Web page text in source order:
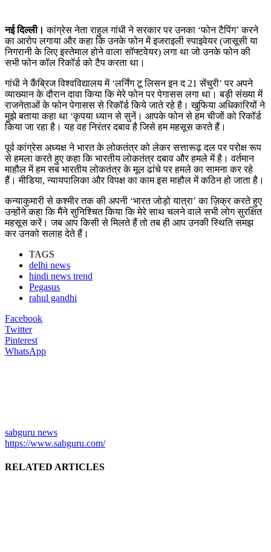
नई दिल्ली। कांग्रेस नेता राहुल गांधी ने सरकार पर उनका ‘फोन टैपिंग’ करने
का आरोप लगाया और कहा कि उनके फोन में इजराइली स्पाइवेयर (जासूसी या
निगरानी के लिए इस्तेमाल होने वाला सॉफ्टवेयर) लगा था जो उनके फोन की
सभी फोन कॉल रिकॉर्ड को टैप करता था।
गांधी ने कैंब्रिज विश्वविद्यालय में ‘लर्निंग टू लिसन इन द 21 सेंचुरी’ पर अपने
व्याख्यान के दौरान दावा किया कि मेरे फोन पर पेगासस लगा था। बड़ी संख्या में
राजनेताओं के फोन पेगासस से रिकॉर्ड किये जाते रहे है। खुफिया अधिकारियों ने
मुझे बताया कहा था ‘कृपया ध्यान से सुनें। आपके फोन से हम चीजों को रिकॉर्ड
किया जा रहा है। यह वह निरंतर दबाव है जिसे हम महसूस करते हैं।
पूर्व कांग्रेस अध्यक्ष ने भारत के लोकतंत्र को लेकर सत्तारूढ़ दल पर परोक्ष रूप
से हमला करते हुए कहा कि भारतीय लोकतंत्र दबाव और हमले में है। वर्तमान
माहौल में हम सब भारतीय लोकतंत्र के मूल ढांचे पर हमले का सामना कर रहे
हैं। मीडिया, न्यायपालिका और विपक्ष का काम इस माहौल में कठिन हो जाता है।
कन्याकुमारी से कश्मीर तक की अपनी ‘भारत जोड़ो यात्रा’ का ज़िक्र करते हुए
उन्होंने कहा कि मैंने सुनिश्चित किया कि मेरे साथ चलने वाले सभी लोग सुरक्षित
महसूस करें। जब आप किसी से मिलते हैं तो तब ही आप उनकी स्थिति समझ
कर उनको सलाह देते हैं।
TAGS
delhi news
hindi news trend
Pegasus
rahul gandhi
Facebook
Twitter
Pinterest
WhatsApp
sabguru news
https://www.sabguru.com/
RELATED ARTICLES